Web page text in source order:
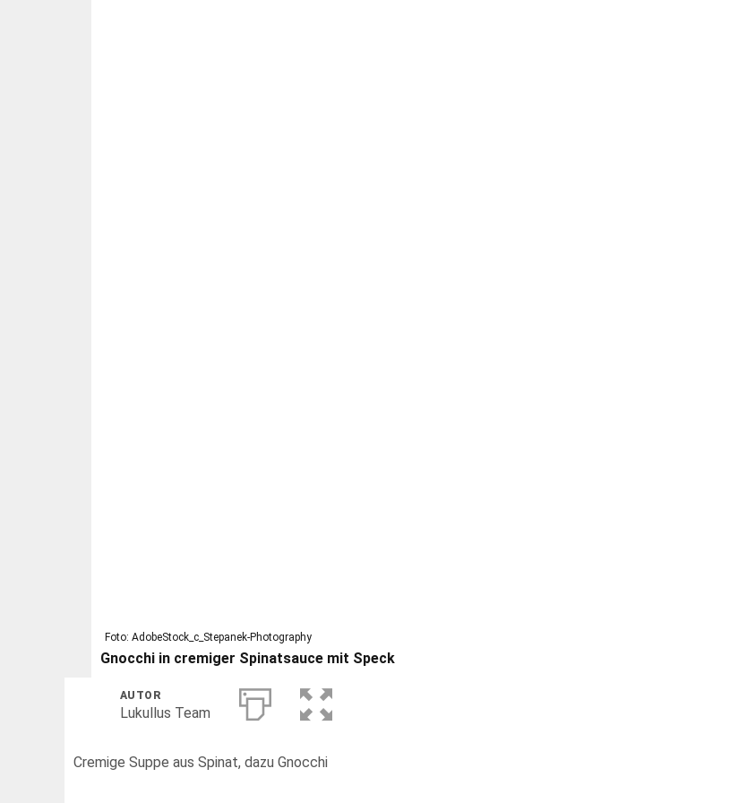
Foto: AdobeStock_c_Stepanek-Photography
Gnocchi in cremiger Spinatsauce mit Speck
AUTOR
Lukullus Team
Cremige Suppe aus Spinat, dazu Gnocchi